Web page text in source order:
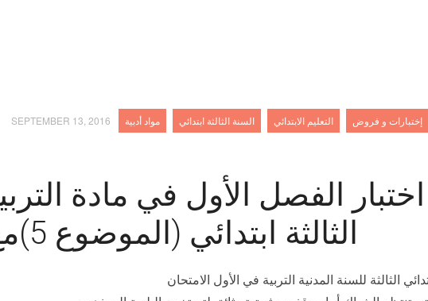
إختبارات و فروض التعليم الابتدائي السنة الثالثة ابتدائي مواد أدبية SEPTEMBER 13, 2016
اختبار الفصل الأول في مادة
الثالثة ابتدائي (الموضوع 5)‫مع‬ ‫التصحيح‬
‫المدنية‬ ‫التربية‬ ‫في‬ ‫الأول‬ ‫الامتحان